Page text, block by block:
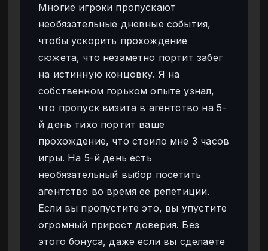
Многие игроки пропускают
необязательные дневные события,
чтобы ускорить прохождение
сюжета, что незаметно портит забег
на истинную концовку. Я на
собственном горьком опыте узнал,
что пропуск визита в агентство на 5-
й день тихо портит ваше
прохождение, что стоило мне 3 часов
игры. На 5-й день есть
необязательный выбор посетить
агентство во время ее репетиции.
Если вы пропустите это, вы упустите
огромный прирост доверия. Без
этого бонуса, даже если вы сделаете